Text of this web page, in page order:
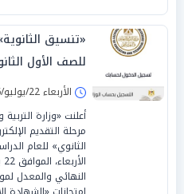
«تنسيق
للصف الأول الثانوي
الأربعاء 22/يوليو/2026 - 07:56 م
أعلنت «وزارة
مرحلة التقديم
النهائي والمعدل